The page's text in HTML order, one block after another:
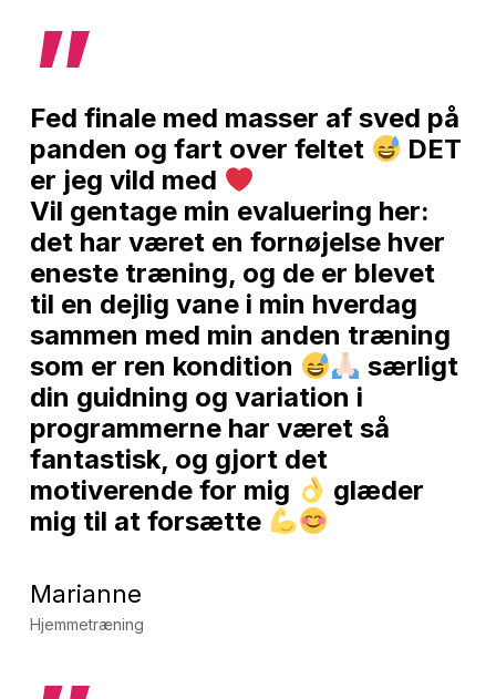
”
Fed finale med masser af sved på
panden og fart over feltet
DET
er jeg vild med
Vil gentage min evaluering her:
det har været en fornøjelse hver
eneste træning, og de er blevet
til en dejlig vane i min hverdag
sammen med min anden træning
som er ren kondition
særligt
din guidning og variation i
programmerne har været så
fantastisk, og gjort det
motiverende for mig
glæder
mig til at forsætte
Marianne
Hjemmetræning